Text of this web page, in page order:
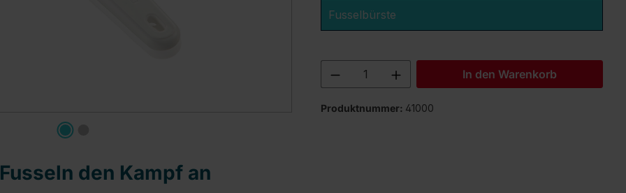
Fusselbürste
Produkt Anzahl: Gib den
In den Warenkorb
Produktnummer: 41000
den Kampf an